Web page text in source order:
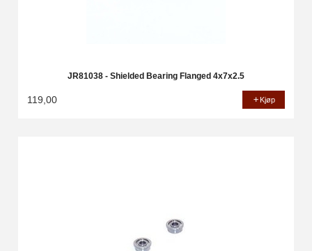
JR81038 - Shielded Bearing Flanged 4x7x2.5
119,00 Kjøp